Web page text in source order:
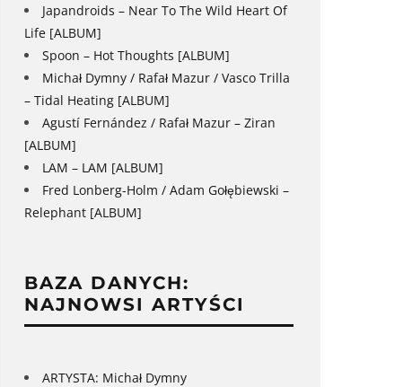
Japandroids – Near To The Wild Heart Of
Life [ALBUM]
Spoon – Hot Thoughts [ALBUM]
Michał Dymny / Rafał Mazur / Vasco Trilla
– Tidal Heating [ALBUM]
Agustí Fernández / Rafał Mazur – Ziran
[ALBUM]
LAM – LAM [ALBUM]
Fred Lonberg-Holm / Adam Gołębiewski –
Relephant [ALBUM]
BAZA DANYCH:
NAJNOWSI ARTYŚCI
ARTYSTA: Michał Dymny